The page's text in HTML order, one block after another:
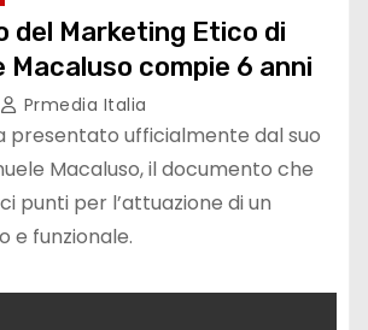
del Marketing Etico di
Macaluso compie 6 anni
Prmedia Italia
presentato ufficialmente dal suo
Macaluso, il documento che
punti per l’attuazione di un
e funzionale.